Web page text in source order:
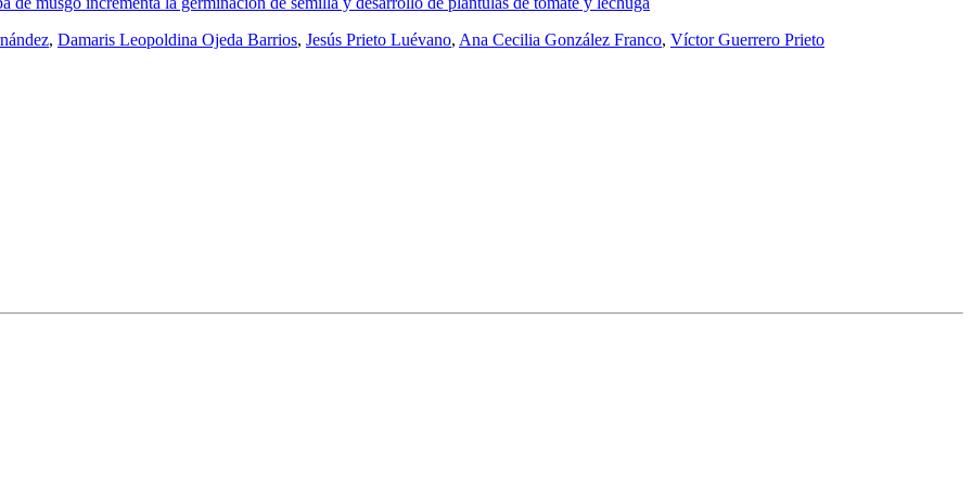
, Damaris Leopoldina Ojeda Barrios, Jesús Prieto Luévano, Ana Cecilia González Franco, Víctor Guerrero Prieto